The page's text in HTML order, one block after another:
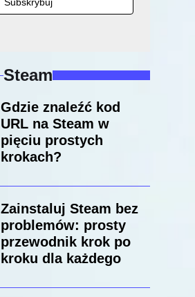
Steam
Gdzie znaleźć kod
URL na Steam w
pięciu prostych
krokach?
Zainstaluj Steam bez
problemów: prosty
przewodnik krok po
kroku dla każdego